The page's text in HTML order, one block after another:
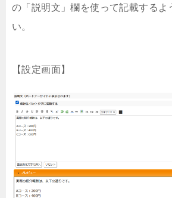
の「説明文」欄を使って記載するよ
い。
【設定画面】